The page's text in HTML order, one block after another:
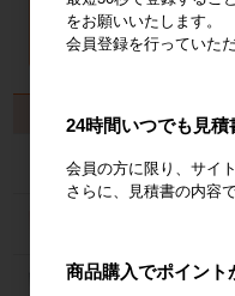
カゴ台車
メッシュパレット
をお願いいたします。
会員登録を行っていた
24時間いつでも見積
会員の方に限り、サイ
さらに、見積書の内容
商品購入でポイント